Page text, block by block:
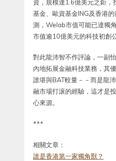
資，規模達1.6億美元之鉅，
基金、歐資基金ING及香港
測，Welab市值可能已達獨
市值逾10億美元的科技初創
對此龍沛智不作評論，一副
內地拓展金融科技業務，其
誰堪與BAT較量－－而是龍
融市場打滚的經驗，這才是
心來源。
***
相關文章：
誰是香港第一家獨角獸？